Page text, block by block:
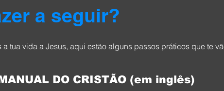
a seguir?
tua vida a Jesus, aqui estão alguns passos práticos que te
DO CRISTÃO (em inglês)